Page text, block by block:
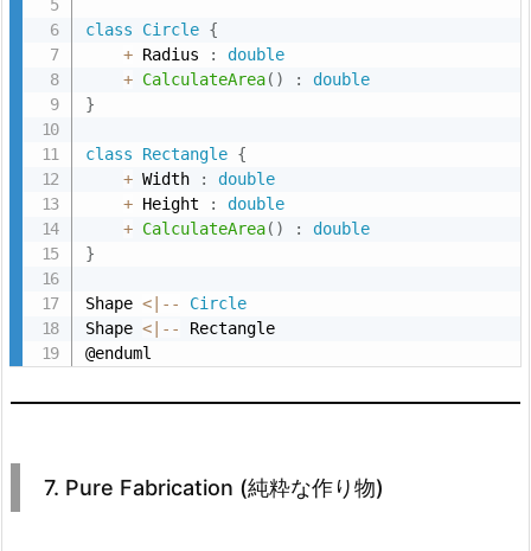
変
動)
9.
の
例
2.
P
l
U
class Circle {
+ Radius :
double
+ CalculateArea( ) :
double
}
class Rectangle {
+ Width :
double
+ Height :
double
+ CalculateArea( ) :
double
}
Shape <| --
Circle
Shape <| --
Rectangle
@enduml
7. Pure Fabrication (純粋な作り物)